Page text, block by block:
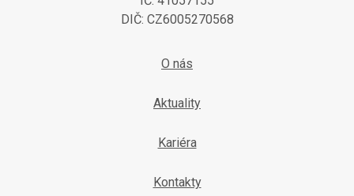
DIČ: CZ6005270568
O nás
Aktuality
Kariéra
Kontakty